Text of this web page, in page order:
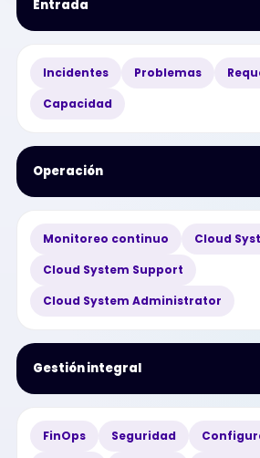
Entrada
Incidentes Problemas
Capacidad
Operación
Monitoreo continuo
Cloud
Cloud System Support
Cloud System Administrator
Gestión integral
FinOps Seguridad